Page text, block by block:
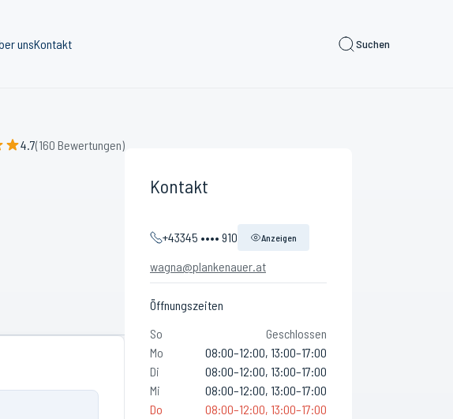
unsKontakt Suchen
4.7(160 Bewertungen)
Kontakt
+43345 •••• 910 Anzeigen
wagna@plankenauer.at
Öffnungszeiten
So
Geschlossen
Mo
08:00–12:00, 13:00–17:00
Di
08:00–12:00, 13:00–17:00
Mi
08:00–12:00, 13:00–17:00
Do
08:00–12:00, 13:00–17:00